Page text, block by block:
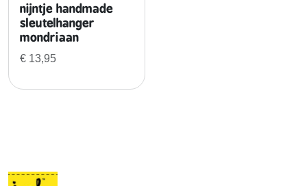
nijntje handmade
sleutelhanger
mondriaan
€ 13,95